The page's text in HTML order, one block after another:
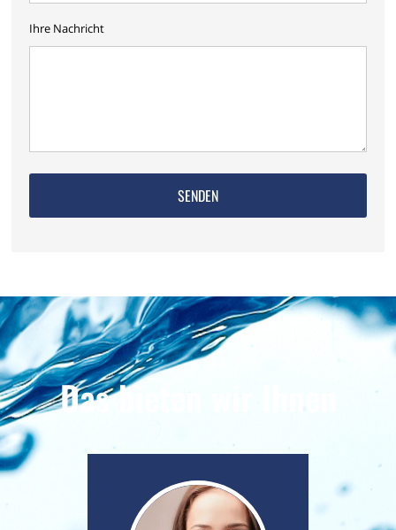
Ihre Nachricht
Das bieten wir Ihnen